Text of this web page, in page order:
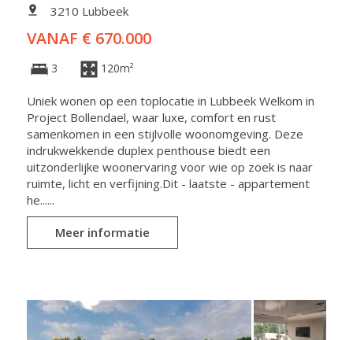
3210 Lubbeek
VANAF € 670.000
3 120m²
Uniek wonen op een toplocatie in Lubbeek Welkom in
Project Bollendael, waar luxe, comfort en rust
samenkomen in een stijlvolle woonomgeving. Deze
indrukwekkende duplex penthouse biedt een
uitzonderlijke woonervaring voor wie op zoek is naar
ruimte, licht en verfijning.Dit - laatste - appartement
he......
Meer informatie